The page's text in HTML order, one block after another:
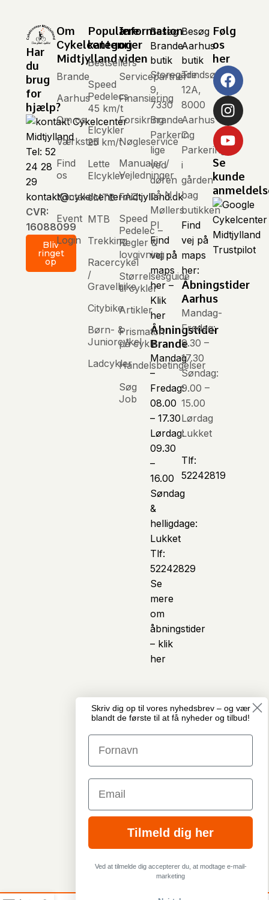
Har
du
brug
for
hjælp?
Tel: 52
24 28
29
kontakt@cykelcentermidtjylland.dk
CVR:
16088099
Bliv
ringet
op
Om
Cykelcenter
Midtjylland
Brande
Aarhus
Om os
Værksted
Find
os
Kontakt
Event
Login
Populære
kategorier
Bestsellers
Speed
Pedelecs
45 km/t
Elcykler
25 km/t
Lette
Elcykler
eMTB
MTB
Trekking
Racercykel
/
Gravelbike
Citybike
Børn- &
Juniorcykel
Ladcykler
Information
og
viden
Servicepartner
Finansiering
Forsikring
Nøgleservice
Manualer /
Vejledninger
FAQ
Speed
Pedelec –
Regler &
lovgivning
Størrelsesguide
til cykler
Artikler
Prismatch
på cykler
Handelsbetingelser
Søg
Job
Besøg
Brande
butik
Storegade
9,
7330
Brande
Parkering
lige
ved
døren
på N I
Møllers
Pl
Find
vej på
maps
her –
Klik
her
Åbningstider
Brande
Mandag
–
Fredag:
08.00
– 17.30
Lørdag:
09.30
–
16.00
Søndag
&
helligdage:
Lukket
Tlf:
52242829
Se
mere
om
åbningstider
– klik
her
Besøg
Aarhus
butik
Trindsøvej
12A,
8000
Aarhus
C
Parkering
i
gården
bag
butikken
Find
vej på
maps
her:
Åbningstider
Aarhus
Mandag-
Fredag:
9.30 –
17.30
Søndag:
9.00 –
15.00
Lørdag
Lukket
Tlf:
52242819
Følg
os
her
Se
kunde
Trustpilot
© Copyright
Cykelcenter
forbeholdes
GDPR &
Privatlivspolitik
Handelsbetingelser
* Tilbudspriser og
rabatter er angivet ud
udsalgspriser - Se
Vi anvender kunstig
intelligens som et
kan blandt andet
omfatte hjælp til
billedmateriale og
Indholdet gennemgås
Midtjylland, før det
publiceres.
Skriv dig op til vores nyhedsbrev – og vær
blandt de første til at få nyheder og tilbud!
Email
Tilmeld dig her
Ved at tilmelde dig accepterer du, at modtage e-mail-
marketing